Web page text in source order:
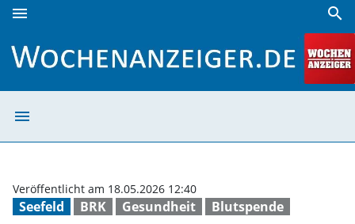
menu search
menu
Seefeld BRK Gesundheit Blutspende
Veröffentlicht am 18.05.2026 12:40